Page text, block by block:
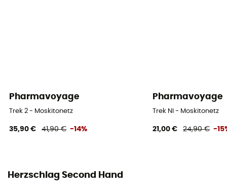
Pharmavoyage
Trek 2 - Moskitonetz
35,90 € 41,90 € -14%
Pharmavoyage
Trek NI - Moskitonetz
21,00 € 24,90 € -
Herzschlag Second Hand